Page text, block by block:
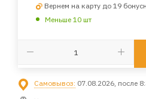
Вернем на карту до 19
Меньше 10 шт
Самовывоз: 07.08.2026, после